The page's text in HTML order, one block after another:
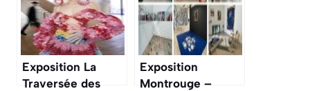
Exposition La
Traversée des
Exposition
Montrouge –